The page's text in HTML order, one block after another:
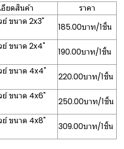
อียดสินค้า
ราคา
ย์ ขนาด 2x3"
185.00บาท/1ชิ้น
ย์ ขนาด 2x4"
190.00บาท/1ชิ้น
ย์ ขนาด 4x4"
220.00บาท/1ชิ้น
ย์ ขนาด 4x6"
250.00บาท/1ชิ้น
ย์ ขนาด 4x8"
309.00บาท/1ชิ้น